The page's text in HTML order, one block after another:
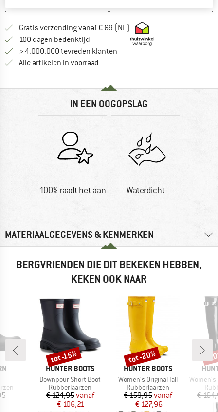
Gratis verzending vanaf € 69 (NL) Vind hier de
100 dagen bedenktijd Vind de betalingsinformatie hier!
> 4.000.000 tevreden klanten
Alle artikelen in voorraad
IN EEN OOGOPSLAG
100% raadt het aan Waterdicht
MATERIAALGEGEVENS & KENMERKEN
BERGVRIENDEN DIE DIT BEKEKEN HEBBEN,
KEKEN OOK NAAR
MERK
HUNTER BOOTS
Artikel
Downpour Short Boot
Productgroep
Rubberlaarzen
Prijs
€ 124,95Verlaagde prijs
vanaf
€ 106,21
Korting
tot -15%
MERK
HUNTER BOOTS
Artikel
Women's Original Tall
Productgroep
Rubberlaarzen
Prijs
€ 159,95Verlaagde prijs
vanaf
€ 127,96
Korting
tot -20%
Artikel
Women's
€
-